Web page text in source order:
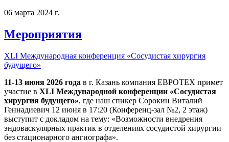
06 марта 2024 г.
Мероприятия
XLI Международная конференция «Сосудистая хирургия
будущего»
11-13 июня 2026 года в г. Казань компания ЕВРОТЕХ примет
участие в XLI Международной конференции «Сосудистая
хирургия будущего», где наш спикер Сорокин Виталий
Геннадиевич 12 июня в 17:20 (Конференц-зал №2, 2 этаж)
выступит с докладом на тему: «Возможности внедрения
эндоваскулярных практик в отделениях сосудистой хирургии
без стационарного ангиографа».